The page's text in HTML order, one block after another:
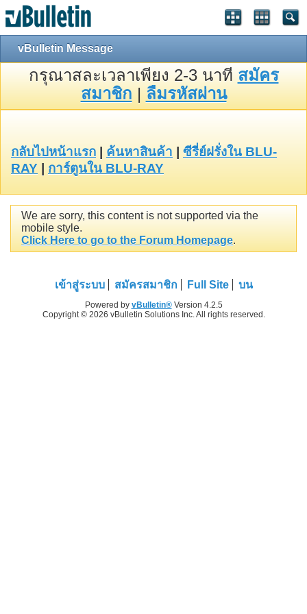
vBulletin Message
กรุณาสละเวลาเพียง 2-3 นาที สมัคร
สมาชิก | ลืมรหัสผ่าน
กลับไปหน้าแรก ค้นหาสินค้า
ซีรี่ย์ฝรั่งใน BLU-
RAY
การ์ตูนใน BLU-RAY
We are sorry, this content is not supported via the
mobile style.
Click Here to go to the Forum Homepage.
เข้าสู่ระบบ สมัครสมาชิก Full Site บน
Powered by vBulletin®Version 4.2.5
Copyright © 2026 vBulletin Solutions Inc. All rights reserved.